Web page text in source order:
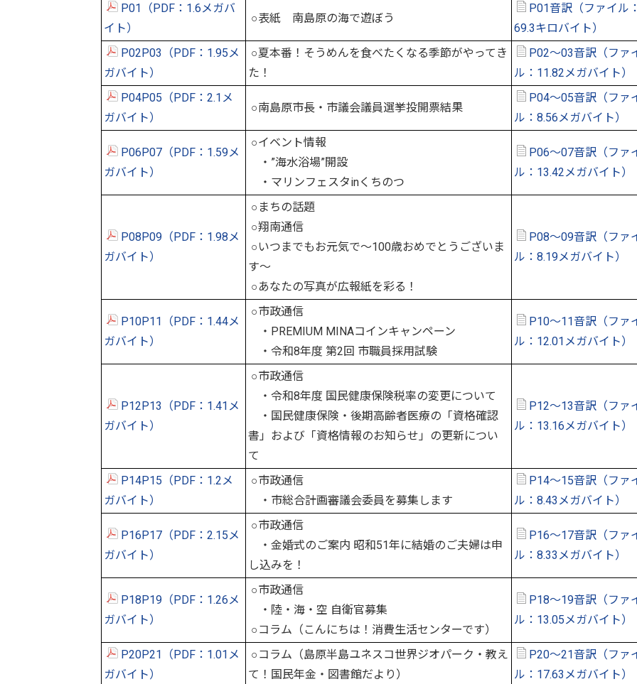
P01（PDF：1.6メガバ
イト）
○表紙 南島原の海で遊ぼう
P01音訳（ファイル
69.3キロバイト）
P02P03（PDF：1.95メ
ガバイト）
○夏本番！そうめんを食べたくなる季節がやってき
た！
P02～03音訳（ファ
ル：11.82メガバイト）
P04P05（PDF：2.1メ
ガバイト）
○南島原市長・市議会議員選挙投開票結果
P04～05音訳（ファ
ル：8.56メガバイト）
P06P07（PDF：1.59メ
ガバイト）
○イベント情報
・”海水浴場”開設
・マリンフェスタinくちのつ
P06～07音訳（ファ
ル：13.42メガバイト）
P08P09（PDF：1.98メ
ガバイト）
○まちの話題
○翔南通信
○いつまでもお元気で～100歳おめでとうございま
す～
○あなたの写真が広報紙を彩る！
P08～09音訳（ファ
ル：8.19メガバイト）
P10P11（PDF：1.44メ
ガバイト）
○市政通信
・PREMIUM MINAコインキャンペーン
・令和8年度 第2回 市職員採用試験
P10～11音訳（ファ
ル：12.01メガバイト）
P12P13（PDF：1.41メ
ガバイト）
○市政通信
・令和8年度 国民健康保険税率の変更について
・国民健康保険・後期高齢者医療の「資格確認
書」および「資格情報のお知らせ」の更新につい
て
P12～13音訳（ファ
ル：13.16メガバイト）
P14P15（PDF：1.2メ
ガバイト）
○市政通信
・市総合計画審議会委員を募集します
P14～15音訳（ファ
ル：8.43メガバイト）
P16P17（PDF：2.15メ
ガバイト）
○市政通信
・金婚式のご案内 昭和51年に結婚のご夫婦は申
し込みを！
P16～17音訳（ファ
ル：8.33メガバイト）
P18P19（PDF：1.26メ
ガバイト）
○市政通信
・陸・海・空 自衛官募集
○コラム（こんにちは！消費生活センターです）
P18～19音訳（ファ
ル：13.05メガバイト）
P20P21（PDF：1.01メ
ガバイト）
○コラム（島原半島ユネスコ世界ジオパーク・教え
て！国民年金・図書館だより）
P20～21音訳（ファ
ル：17.63メガバイト）